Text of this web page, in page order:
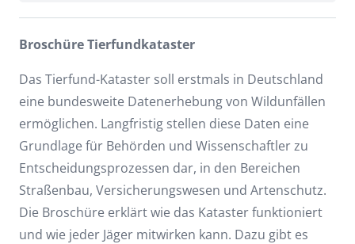
Broschüre Tierfundkataster
Das Tierfund-Kataster soll erstmals in Deutschland
eine bundesweite Datenerhebung von Wildunfällen
ermöglichen. Langfristig stellen diese Daten eine
Grundlage für Behörden und Wissenschaftler zu
Entscheidungsprozessen dar, in den Bereichen
Straßenbau, Versicherungswesen und Artenschutz.
Die Broschüre erklärt wie das Kataster funktioniert
und wie jeder Jäger mitwirken kann. Dazu gibt es